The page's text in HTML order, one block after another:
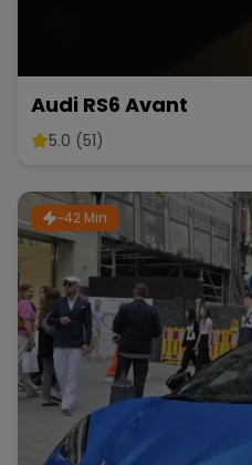
Audi RS6 Avant
5.0 (51)
~42 Min